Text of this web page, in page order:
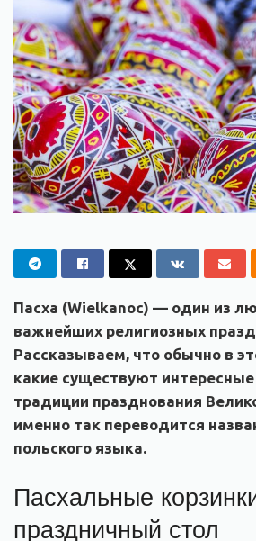
Пасха (Wielkanoc) — один из
важнейших религиозных
Рассказываем, что обычно в
какие существуют
традиции празднования
именно так переводится
польского языка.
Пасхальные
праздничный стол